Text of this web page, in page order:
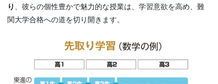
り 、彼らの個性豊かで魅力的な授業は、学習意欲を高め、難
関大学合格への道を切り開きます。